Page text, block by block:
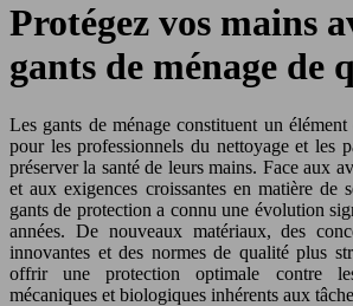
Protégez vos mains
gants de ménage de
Les gants de ménage constituent un
pour les professionnels du nettoyage et les
préserver la santé de leurs mains. Face aux
et aux exigences croissantes en matière de
gants de protection a connu une évolution
années. De nouveaux matériaux, des
innovantes et des normes de qualité plus
offrir une protection optimale contre
mécaniques et biologiques inhérents aux